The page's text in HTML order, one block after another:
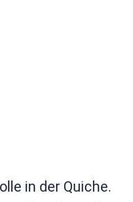
in der Quiche.